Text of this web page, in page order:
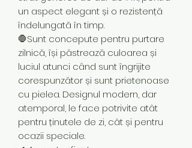
un aspect elegant și o rezistență
îndelungată în timp.
🛑Sunt concepute pentru purtare
zilnică, își păstrează culoarea și
luciul atunci când sunt îngrijite
corespunzător și sunt prietenoase
cu pielea. Designul modern, dar
atemporal, le face potrivite atât
pentru ținutele de zi, cât și pentru
ocazii speciale.